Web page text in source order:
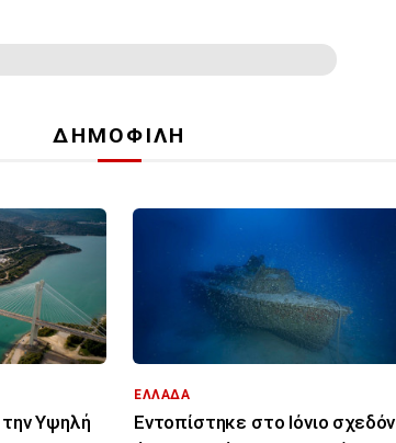
ΔΗΜΟΦΙΛΗ
Υψηλή
ΕΛΛΑΔΑ
Εντοπίστηκε στο Ιόνιο σχεδόν